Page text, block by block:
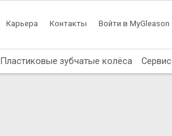
Карьера Контакты Войти в MyGleason
Пластиковые зубчатые колёса Сервис